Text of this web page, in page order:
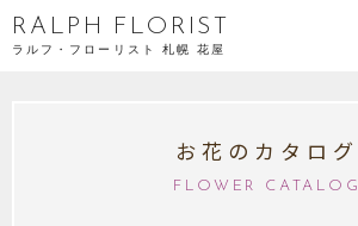
RALPH FLORIST
ラルフ・フローリスト 札幌 花屋
お花のカタログ
FLOWER CATALOG